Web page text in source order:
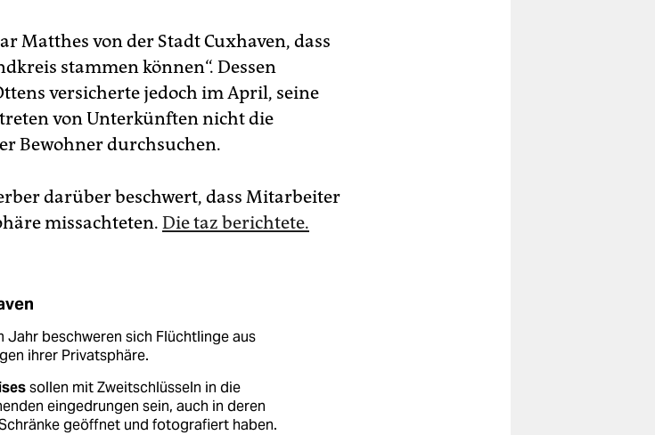
Matthes von der Stadt Cuxhaven, dass
stammen können“. Dessen
versicherte jedoch im April, seine
von Unterkünften nicht die
Bewohner durchsuchen.
darüber beschwert, dass Mitarbeiter
missachteten. Die taz berichtete.
Jahr beschweren sich Flüchtlinge aus
ihrer Privatsphäre.
sollen mit Zweitschlüsseln in die
eingedrungen sein, auch in deren
geöffnet und fotografiert haben.